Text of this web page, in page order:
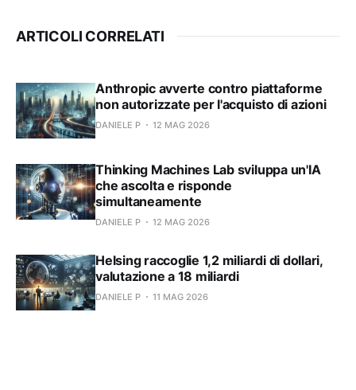
ARTICOLI CORRELATI
Anthropic avverte contro piattaforme
non autorizzate per l'acquisto di azioni
DANIELE P 12 MAG 2026
Thinking Machines Lab sviluppa un'IA
che ascolta e risponde
simultaneamente
DANIELE P 12 MAG 2026
Helsing raccoglie 1,2 miliardi di dollari,
valutazione a 18 miliardi
DANIELE P 11 MAG 2026